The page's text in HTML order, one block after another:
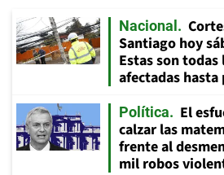
Nacional
Santiago hoy
Estas son todas
afectadas hasta
Política
El
calzar las
frente al
mil robos